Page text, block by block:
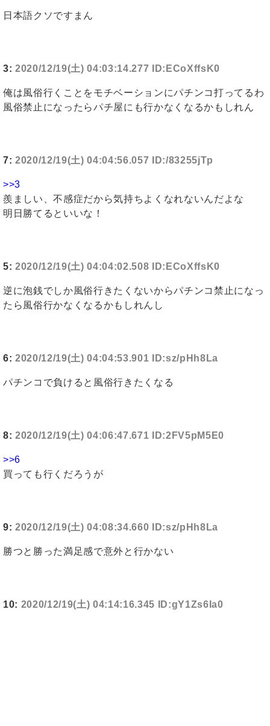
日本語クソですまん
3: 2020/12/19(土) 04:03:14.277 ID:ECoXffsK0
俺は風俗行くことをモチベーションにパチンコ打ってるわ
風俗禁止になったらパチ屋にも行かなくなるかもしれん
7: 2020/12/19(土) 04:04:56.057 ID:/83255jTp
>>3
羨ましい、不感症だから気持ちよくなれないんだよな
明日勝てるといいな！
5: 2020/12/19(土) 04:04:02.508 ID:ECoXffsK0
逆に泡銭でしか風俗行きたくないからパチンコ禁止になっ
たら風俗行かなくなるかもしれんし
6: 2020/12/19(土) 04:04:53.901 ID:sz/pHh8La
パチンコで負けると風俗行きたくなる
8: 2020/12/19(土) 04:06:47.671 ID:2FV5pM5E0
>>6
買っても行くだろうが
9: 2020/12/19(土) 04:08:34.660 ID:sz/pHh8La
勝つと勝った満足感で意外と行かない
10: 2020/12/19(土) 04:14:16.345 ID:gY1Zs6Ia0